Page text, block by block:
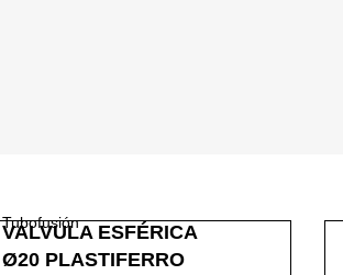
Tubofusión
VALVULA ESFÉRICA
Ø20 PLASTIFERRO